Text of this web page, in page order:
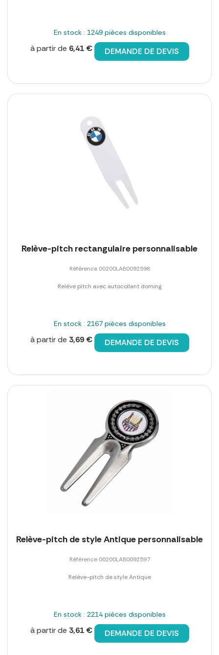
En stock : 1249 pièces disponibles
à partir de 6,41 € DEMANDE DE DEVIS
Relève-pitch rectangulaire personnalisable
Référence 00200LAB0092598
Relève pitch avec autocollant doming
En stock : 2167 pièces disponibles
à partir de 3,69 € DEMANDE DE DEVIS
Relève-pitch de style Antique personnalisable
Référence 00200LAB0092597
Relève-pitch de style Antique
En stock : 2214 pièces disponibles
à partir de 3,61 € DEMANDE DE DEVIS